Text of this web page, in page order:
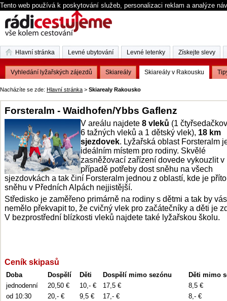
Tento web používá k poskytování služeb, personalizaci reklam a analýze
Nacházíte se zde: Hlavní stránka > Skiarealy Rakousko
Forsteralm - Waidhofen/Ybbs Gaflenz
V areálu najdete 8 vleků (1
6 tažných vleků a 1 dětský vlek), 18 km
sjezdovek. Lyžařská oblast Forsteralm
ideálním místem pro rodiny. Skvělé
zasněžovací zařízení dovede vykouzlit v
případě potřeby dost sněhu na všech
sjezdovkách a tak činí Forsteralm jednou z oblastí, kde je
sněhu v Předních Alpách nejjistější.
Středisko je zaměřeno primárně na rodiny s dětmi a tak by vás
nemělo překvapit to, že cvičný vlek pro začátečníky a děti je
V bezprostřední blízkosti vleků najdete také lyžařskou školu.
Ceník skipasů
Doba Dospělí Děti Dospělí mimo sezónu
Děti mimo
jednodenní
20,50 € 10,- € 17,5 €
8,5 €
od 10:30
20,- € 9,5 € 17,- €
8,- €
Hlavní stránka Levné ubytování Levné letenky Získejte slevy
Vyhledání lyžařských zájezdů Skiareály Skiareály v Rakousku